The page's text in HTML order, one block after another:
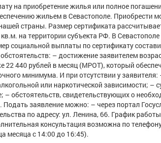
на приобретение жилья или полное
жильем в Севастополе. Приобрести
страны. Размер сертификата
на территории субъекта РФ. В Севастополе
социальной выплаты по сертификату
– достижение заявителем
22 440 рублей в месяц (МРОТ), который
минимума. И при отсутствии у
или наркотической зависимости; –
обстоятельств, свидетельствующих о
заявление можно: – через портал
по адресу: ул. Ленина, 66. График
консультация возможна по
месяца с 14:00 до 16:45).